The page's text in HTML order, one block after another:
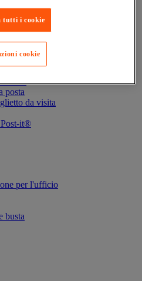
e binocolo
professionali
videoproiezione
posta
da visita
Post-it®
per l'ufficio
busta
tutti i cookie
cookie